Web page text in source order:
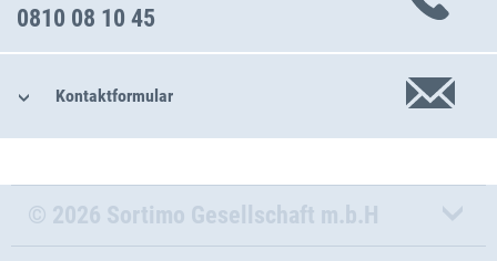
0810 08 10 45
Kontaktformular
© 2026 Sortimo Gesellschaft m.b.H